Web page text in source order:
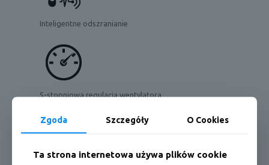
Inteligentne odszranianie
5-stopniowa regulacja wentylatora
Zgoda Szczegóły O Cookies
Ta strona internetowa używa plików cookie